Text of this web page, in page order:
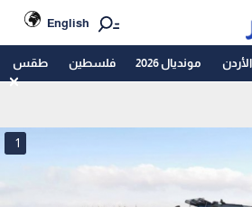
English
الأردن مونديال 2026 فلسطين طقس
1